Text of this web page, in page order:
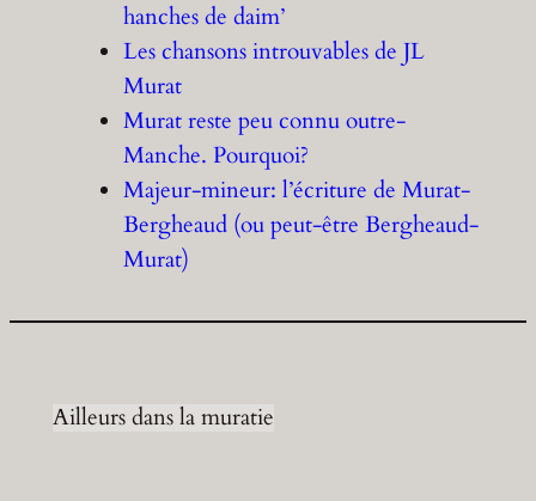
hanches de daim’
Les chansons introuvables de JL
Murat
Murat reste peu connu outre-
Manche. Pourquoi?
Majeur-mineur: l’écriture de Murat-
Bergheaud (ou peut-être Bergheaud-
Murat)
Ailleurs dans la muratie